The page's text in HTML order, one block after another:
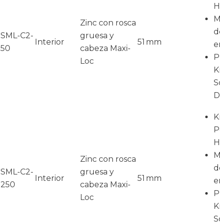
SML-C2-
50
Interior
Zinc con rosca
gruesa y
cabeza Maxi-
Loc
51 mm
SML-C2-
250
Interior
Zinc con rosca
gruesa y
cabeza Maxi-
Loc
51 mm